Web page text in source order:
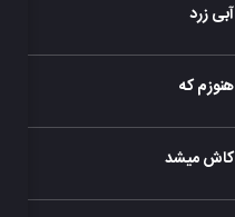
آبی زرد
هنوزم که
کاش میشد